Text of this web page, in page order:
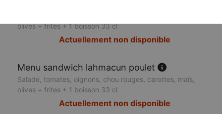
olives + frites + 1 boisson 33 cl
Actuellement non disponible
Menu sandwich lahmacun poulet
Salade, tomates, oignons, chou rouges, carottes, maïs,
olives + frites + 1 boisson 33 cl
Actuellement non disponible